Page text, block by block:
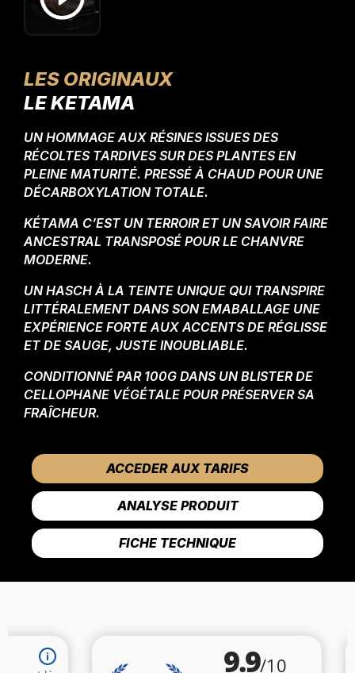
LES ORIGINAUX
LE KETAMA
UN HOMMAGE AUX RÉSINES ISSUES DES
RÉCOLTES TARDIVES SUR DES PLANTES EN
PLEINE MATURITÉ. PRESSÉ À CHAUD POUR UNE
DÉCARBOXYLATION TOTALE.
KÉTAMA C’EST UN TERROIR ET UN SAVOIR FAIRE
ANCESTRAL TRANSPOSÉ POUR LE CHANVRE
MODERNE.
UN HASCH À LA TEINTE UNIQUE QUI TRANSPIRE
LITTÉRALEMENT DANS SON EMABALLAGE UNE
EXPÉRIENCE FORTE AUX ACCENTS DE RÉGLISSE
ET DE SAUGE, JUSTE INOUBLIABLE.
CONDITIONNÉ PAR 100G DANS UN BLISTER DE
CELLOPHANE VÉGÉTALE POUR PRÉSERVER SA
FRAÎCHEUR.
ACCEDER AUX TARIFS
ANALYSE PRODUIT
FICHE TECHNIQUE